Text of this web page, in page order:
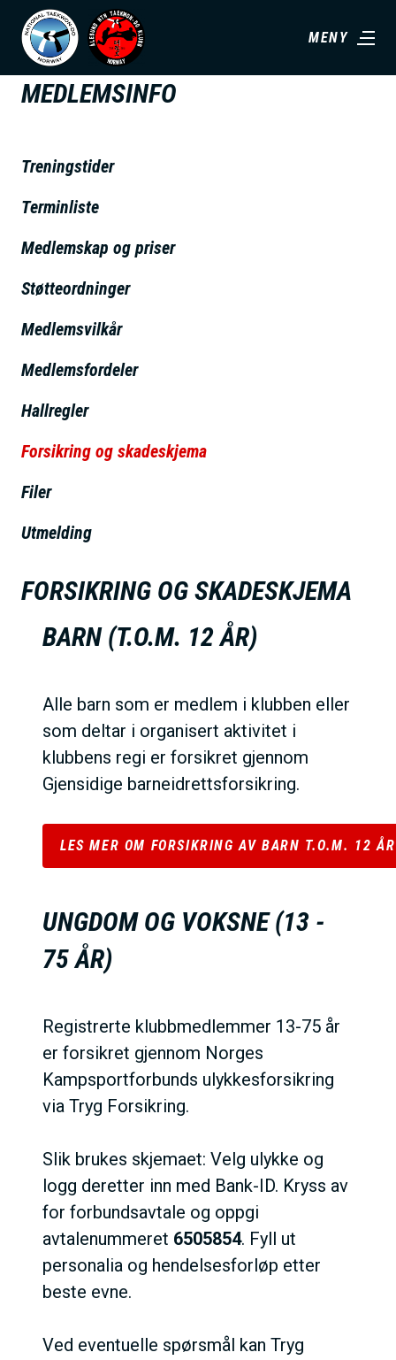
MENY
MEDLEMSINFO
Treningstider
Terminliste
Medlemskap og priser
Støtteordninger
Medlemsvilkår
Medlemsfordeler
Hallregler
Forsikring og skadeskjema
Filer
Utmelding
FORSIKRING OG SKADESKJEMA
BARN (T.O.M. 12 ÅR)
Alle barn som er medlem i klubben eller
som deltar i organisert aktivitet i
klubbens regi er forsikret gjennom
Gjensidige barneidrettsforsikring.
LES MER OM FORSIKRING AV BARN T.O.M. 12
UNGDOM OG VOKSNE (13 -
75 ÅR)
Registrerte klubbmedlemmer 13-75 år
er forsikret gjennom Norges
Kampsportforbunds ulykkesforsikring
via Tryg Forsikring.
Slik brukes skjemaet: Velg ulykke og
logg deretter inn med Bank-ID. Kryss av
for forbundsavtale og oppgi
avtalenummeret 6505854. Fyll ut
personalia og hendelsesforløp etter
beste evne.
Ved eventuelle spørsmål kan Tryg